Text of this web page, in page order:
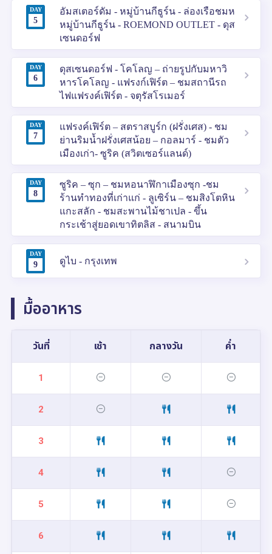
DAY
5
อัมสเตอร์ดัม - หมู่บ้านกีธูร์น - ล่องเรือชมห
หมู่บ้านกีธูร์น - ROEMOND OUTLET - ดุส
เซนดอร์ฟ
DAY
6
ดุสเซนดอร์ฟ - โคโลญ – ถ่ายรูปกับมหาวิ
หารโคโลญ - แฟรงก์เฟิร์ต – ชมสถานีรถ
ไฟแฟรงค์เฟิร์ต - จตุรัสโรเมอร์
DAY
7
แฟรงค์เฟิร์ต – สตราสบูร์ก (ฝรั่งเศส) - ชม
ย่านริมน้ำฝรั่งเศสน้อย – กอลมาร์ - ชมตัว
เมืองเก่า- ซูริค (สวิตเซอร์แลนด์)
DAY
8
ซูริค – ซุก – ชมหอนาฬิกาเมืองซุก -ชม
ร้านทำทองที่เก่าแก่ - ลูเซิร์น – ชมสิงโตหิน
แกะสลัก - ชมสะพานไม้ชาเปล - ขึ้น
กระเช้าสู่ยอดเขาทิตลิส - สนามบิน
DAY
9 ดูไบ - กรุงเทพ
มื้ออาหาร
วันที่ เช้า กลางวัน ค่ำ
1
2
3
4
5
6